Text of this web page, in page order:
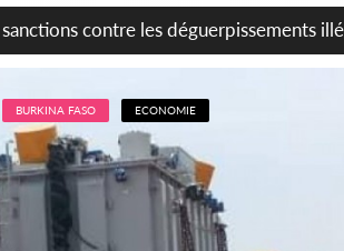
Alassane Ouattara promet
plus forte et plus prospère
BURKINA FASO ECONOMIE